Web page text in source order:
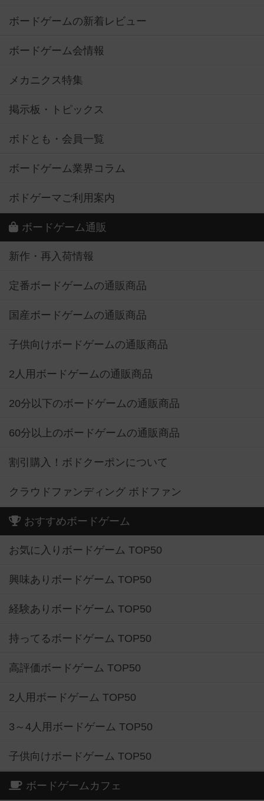
ボードゲームの新着レビュー
ボードゲーム会情報
メカニクス特集
掲示板・トピックス
ボドとも・会員一覧
ボードゲーム業界コラム
ボドゲーマご利用案内
ボードゲーム通販
新作・再入荷情報
定番ボードゲームの通販商品
国産ボードゲームの通販商品
子供向けボードゲームの通販商品
2人用ボードゲームの通販商品
20分以下のボードゲームの通販商品
60分以上のボードゲームの通販商品
割引購入！ボドクーポンについて
クラウドファンディング ボドファン
おすすめボードゲーム
お気に入りボードゲーム TOP50
興味ありボードゲーム TOP50
経験ありボードゲーム TOP50
持ってるボードゲーム TOP50
高評価ボードゲーム TOP50
2人用ボードゲーム TOP50
3～4人用ボードゲーム TOP50
子供向けボードゲーム TOP50
ボードゲームカフェ